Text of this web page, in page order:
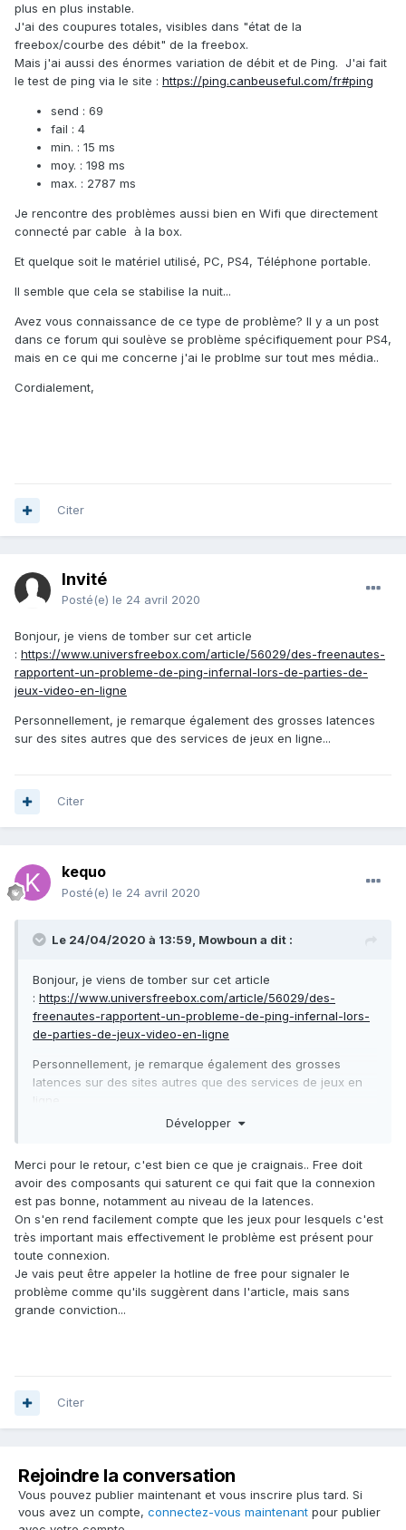
plus en plus instable.
J'ai des coupures totales, visibles dans "état de la
freebox/courbe des débit" de la freebox.
Mais j'ai aussi des énormes variation de débit et de Ping. J'ai fait
le test de ping via le site : https://ping.canbeuseful.com/fr#ping
send : 69
fail : 4
min. : 15 ms
moy. : 198 ms
max. : 2787 ms
Je rencontre des problèmes aussi bien en Wifi que directement
connecté par cable à la box.
Et quelque soit le matériel utilisé, PC, PS4, Téléphone portable.
Il semble que cela se stabilise la nuit...
Avez vous connaissance de ce type de problème? Il y a un post
dans ce forum qui soulève se problème spécifiquement pour PS4,
mais en ce qui me concerne j'ai le problme sur tout mes média..
Cordialement,
Citer
Invité
Posté(e) le 24 avril 2020
Bonjour, je viens de tomber sur cet article
: https://www.universfreebox.com/article/56029/des-freenautes-
rapportent-un-probleme-de-ping-infernal-lors-de-parties-de-
jeux-video-en-ligne
Personnellement, je remarque également des grosses latences
sur des sites autres que des services de jeux en ligne...
Citer
kequo
Posté(e) le 24 avril 2020
Le 24/04/2020 à 13:59, Mowboun a dit :
Bonjour, je viens de tomber sur cet article
: https://www.universfreebox.com/article/56029/des-
freenautes-rapportent-un-probleme-de-ping-infernal-lors-
de-parties-de-jeux-video-en-ligne
Personnellement, je remarque également des grosses
latences sur des sites autres que des services de jeux en
ligne...
Développer
Merci pour le retour, c'est bien ce que je craignais.. Free doit
avoir des composants qui saturent ce qui fait que la connexion
est pas bonne, notamment au niveau de la latences.
On s'en rend facilement compte que les jeux pour lesquels c'est
très important mais effectivement le problème est présent pour
toute connexion.
Je vais peut être appeler la hotline de free pour signaler le
problème comme qu'ils suggèrent dans l'article, mais sans
grande conviction...
Citer
Rejoindre la conversation
Vous pouvez publier maintenant et vous inscrire plus tard. Si
vous avez un compte, connectez-vous maintenant pour publier